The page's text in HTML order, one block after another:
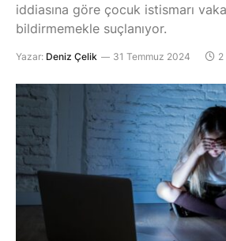
iddiasına göre çocuk istismarı
bildirmemekle suçlanıyor.
Yazar: Deniz Çelik 31 Temmuz 2024